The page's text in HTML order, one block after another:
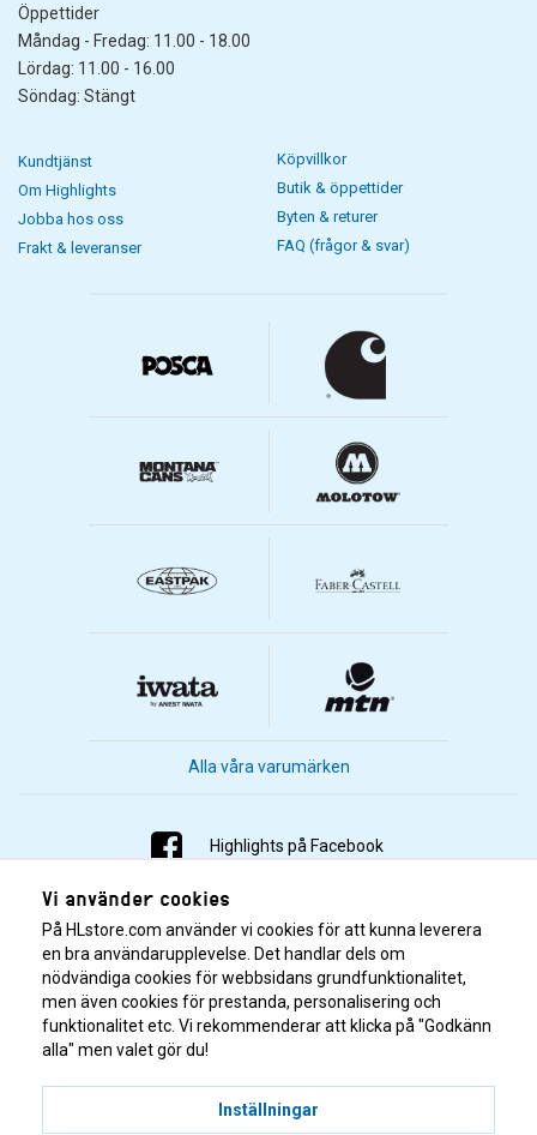
Öppettider
Måndag - Fredag: 11.00 - 18.00
Lördag: 11.00 - 16.00
Söndag: Stängt
Kundtjänst
Om Highlights
Jobba hos oss
Frakt & leveranser
Köpvillkor
Butik & öppettider
Byten & returer
FAQ (frågor & svar)
Alla våra varumärken
Highlights på Facebook
Highlights på Instagram
Highlights på Youtube
Highlights på Tiktok
Vi använder cookies
På HLstore.com använder vi cookies för att kunna leverera
en bra användarupplevelse. Det handlar dels om
nödvändiga cookies för webbsidans grundfunktionalitet,
men även cookies för prestanda, personalisering och
funktionalitet etc. Vi rekommenderar att klicka på "Godkänn
alla" men valet gör du!
Inställningar